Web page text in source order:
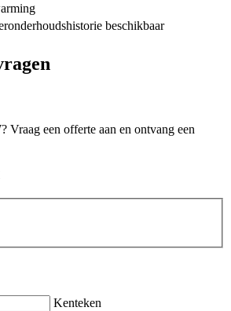
beschikbaar
Vraag een offerte aan en ontvang een
Kenteken